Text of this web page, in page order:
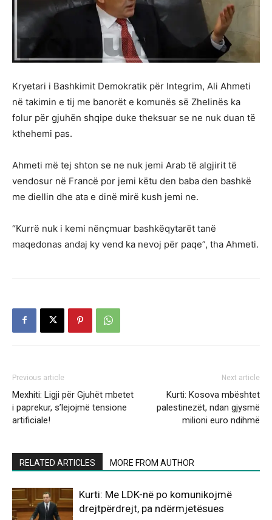
Kryetari i Bashkimit Demokratik për Integrim, Ali Ahmeti
në takimin e tij me banorët e komunës së Zhelinës ka
folur për gjuhën shqipe duke theksuar se ne nuk duan të
kthehemi pas.
Ahmeti më tej shton se ne nuk jemi Arab të algjirit të
vendosur në Francë por jemi këtu den baba den bashkë
me diellin dhe ata e dinë mirë kush jemi ne.
“Kurrë nuk i kemi nënçmuar bashkëqytarët tanë
maqedonas andaj ky vend ka nevoj për paqe”, tha Ahmeti.
Previous article
Mexhiti: Ligji për Gjuhët mbetet
i paprekur, s’lejojmë tensione
artificiale!
Next article
Kurti: Kosova mbështet
palestinezët, ndan gjysmë
milioni euro ndihmë
RELATED ARTICLES MORE FROM AUTHOR
Kurti: Me LDK-në po komunikojmë
drejtpërdrejt, pa ndërmjetësues